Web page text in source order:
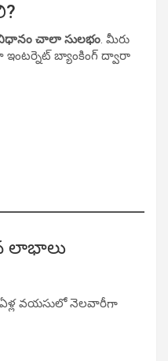
చాలా సులభం. మీరు
ఇంటర్నెట్ బ్యాంకింగ్ ద్వారా
లాభాలు
ఏళ్ల వయసులో నెలవారీగా